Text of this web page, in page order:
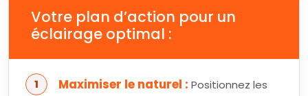
Votre plan d’action pour un
éclairage optimal :
Maximiser le naturel : Positionnez les